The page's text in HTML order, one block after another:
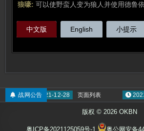
狼嚎: 可以使野蛮人变为狼人并使用德鲁
中文版 English 小提示
战网公告2021-12-28 页面列表
版权 © 2026 OKBN
粤ICP备2021125059号-1 粤公网安备